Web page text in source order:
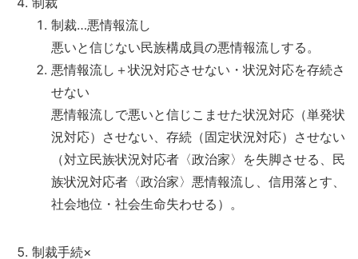
制裁…悪情報流し
悪いと信じない民族構成員の悪情報流しする。
悪情報流し＋状況対応させない・状況対応を存続さ
せない
悪情報流しで悪いと信じこませた状況対応（単発状
況対応）させない、存続（固定状況対応）させない
（対立民族状況対応者〈政治家〉を失脚させる、民
族状況対応者〈政治家〉悪情報流し、信用落とす、
社会地位・社会生命失わせる）。
制裁手続×